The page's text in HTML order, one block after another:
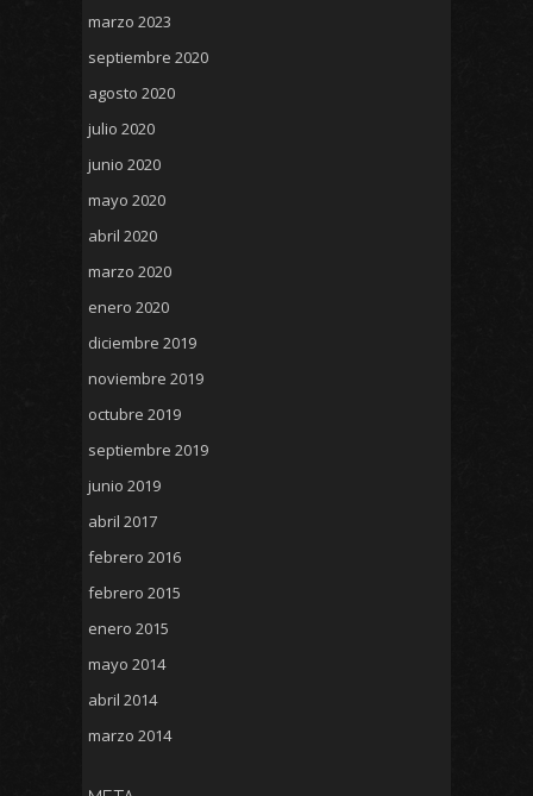
marzo 2023
septiembre 2020
agosto 2020
julio 2020
junio 2020
mayo 2020
abril 2020
marzo 2020
enero 2020
diciembre 2019
noviembre 2019
octubre 2019
septiembre 2019
junio 2019
abril 2017
febrero 2016
febrero 2015
enero 2015
mayo 2014
abril 2014
marzo 2014